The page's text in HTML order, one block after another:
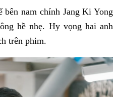
bên nam chính Jang Ki Yong
hề nhẹ. Hy vọng hai anh
trên phim.